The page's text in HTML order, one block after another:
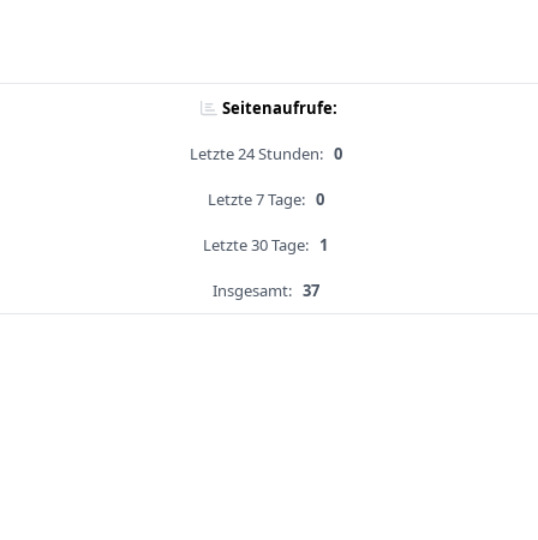
Seitenaufrufe:
Letzte 24 Stunden: 0
Letzte 7 Tage: 0
Letzte 30 Tage: 1
Insgesamt: 37